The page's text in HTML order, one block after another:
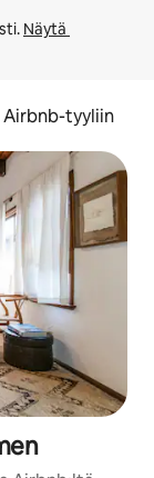
Näytä
Airbnb-tyyliin